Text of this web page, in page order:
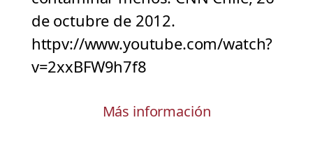
de octubre de 2012.
httpv://www.youtube.com/watch?
v=2xxBFW9h7f8
Más información